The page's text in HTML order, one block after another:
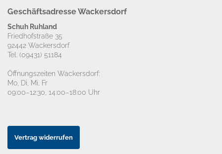
Geschäftsadresse Wackersdorf
Schuh Ruhland
Friedhofstraße 35
92442 Wackersdorf
Tel. (09431) 51184
Öffnungszeiten Wackersdorf:
Mo, Di, Mi, Fr
09:00–12:30, 14:00–18:00 Uhr
Vertrag widerrufen